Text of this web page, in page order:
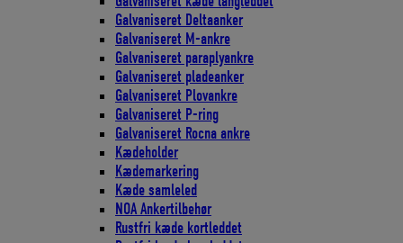
Galvaniseret Deltaanker
Galvaniseret M-ankre
Galvaniseret paraplyankre
Galvaniseret pladeanker
Galvaniseret Plovankre
Galvaniseret P-ring
Galvaniseret Rocna ankre
Kædeholder
Kædemarkering
Kæde samleled
NOA Ankertilbehør
Rustfri kæde kortleddet